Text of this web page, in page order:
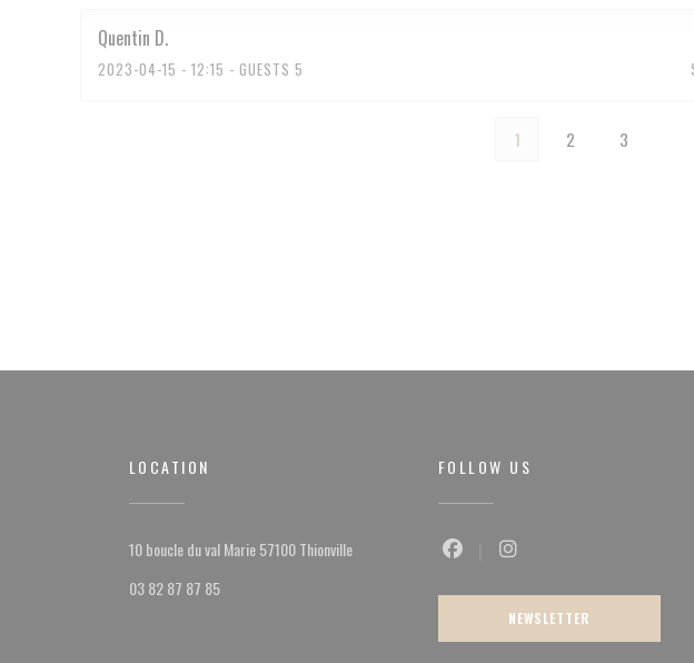
Quentin D
2023-04-15 - 12:15 - GUESTS 5
1 2 3
LOCATION
10 boucle du val Marie 57100 Thionville((opens in a new window))
03 82 87 87 85
FOLLOW US
Facebook ((opens in a new
NEWSLETTER